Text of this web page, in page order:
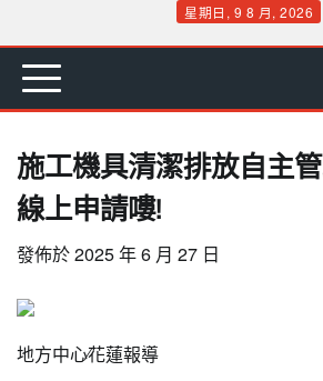
content
星期日, 9 8 月, 2026
首 要 娛 生 社 文 公 運 旅
施工機具清潔排放自主
線上申請嘍!
發佈於2025 年 6 月 27 日
地方中心∕花蓮報導